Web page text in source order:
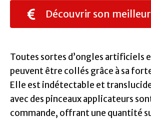
Découvrir son
Toutes sortes d’ongles artificiels
peuvent être collés grâce à sa
Elle est indétectable et
avec des pinceaux applicateurs
commande, offrant une quantité